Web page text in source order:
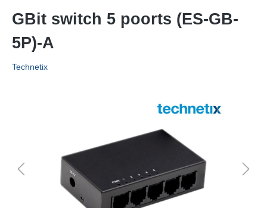
GBit switch 5 poorts (ES-GB-
5P)-A
Technetix